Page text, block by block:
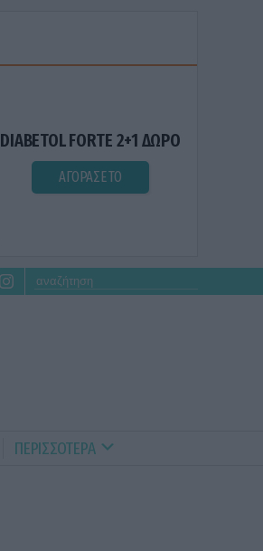
DIABETOL FORTE 2+1 ΔΩΡΟ
ΑΓΟΡΑΣΕ ΤΟ
ΠΕΡΙΣΣΟΤΕΡΑ